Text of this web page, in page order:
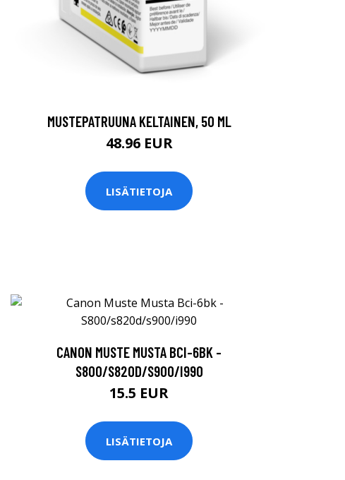
MUSTEPATRUUNA KELTAINEN, 50 ML
48.96 EUR
LISÄTIETOJA
CANON MUSTE MUSTA BCI-6BK -
S800/S820D/S900/I990
15.5 EUR
LISÄTIETOJA